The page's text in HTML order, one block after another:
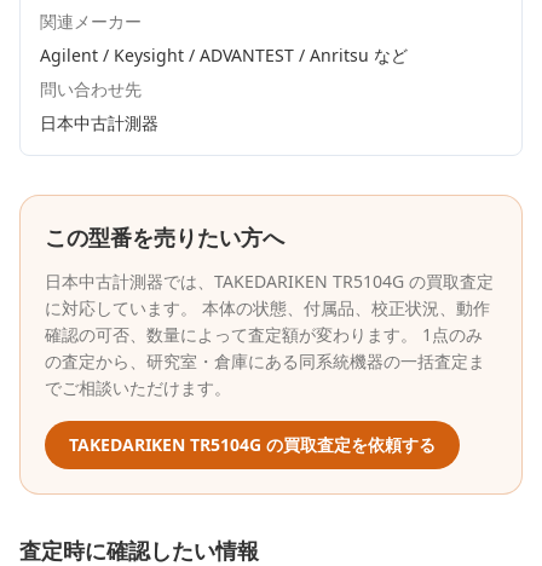
関連メーカー
Agilent / Keysight / ADVANTEST / Anritsu など
問い合わせ先
日本中古計測器
この型番を売りたい方へ
日本中古計測器では、 TAKEDARIKEN TR5104G の買取査定
に対応しています。 本体の状態、付属品、校正状況、動作
確認の可否、数量によって査定額が変わります。 1点のみ
の査定から、研究室・倉庫にある同系統機器の一括査定ま
でご相談いただけます。
TAKEDARIKEN TR5104G の買取査定を依頼する
査定時に確認したい情報